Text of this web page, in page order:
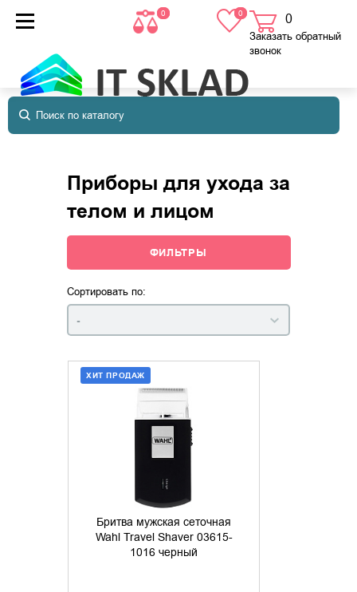
0 0 0
в корзине
Заказать обратный
звонок
Приборы для ухода за
телом и лицом
ФИЛЬТРЫ
Сортировать по:
-
Бритва мужская сеточная
Wahl Travel Shaver 03615-
1016 черный
ХИТ ПРОДАЖ
ДОБАВИТЬ В КОРЗИНУ
КУПИТЬ В 1 КЛИК